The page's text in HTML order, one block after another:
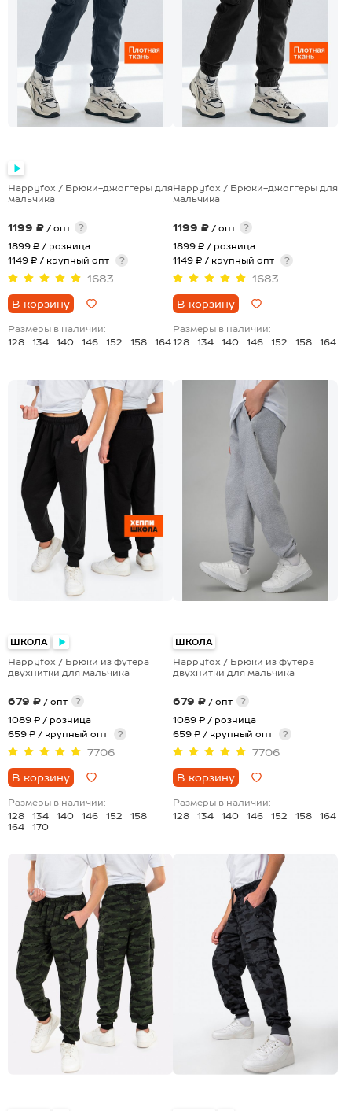
Happyfox / Брюки-джоггеры для
мальчика
1199 ₽ / опт
?
1899 ₽ / розница
1149 ₽ / крупный опт
?
1683
В корзину
Размеры в наличии:
128
134 140 146 152 158 164
Happyfox / Брюки-джоггеры для
мальчика
1199 ₽ / опт
?
1899 ₽ / розница
1149 ₽ / крупный опт
?
1683
В корзину
Размеры в наличии:
128
134 140 146 152 158 164
ШКОЛА
Happyfox / Брюки из футера
двухнитки для мальчика
679 ₽ / опт
?
1089 ₽ / розница
659 ₽ / крупный опт
?
7706
В корзину
Размеры в наличии:
128
134 140 146 152
158
164
170
ШКОЛА
Happyfox / Брюки из футера
двухнитки для мальчика
679 ₽ / опт
?
1089 ₽ / розница
659 ₽ / крупный опт
?
7706
В корзину
Размеры в наличии:
128
134 140 146 152 158 164